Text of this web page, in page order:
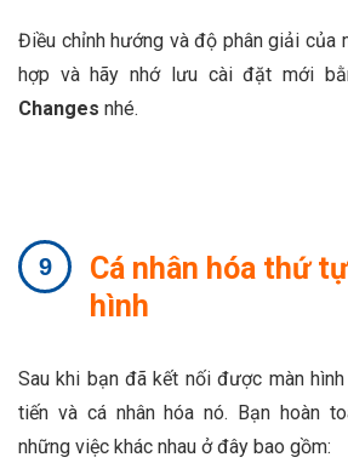
Điều chỉnh hướng và độ phân giải của
hợp và hãy nhớ lưu cài đặt mới
Changes nhé.
Cá nhân hóa thứ
hình
Sau khi bạn đã kết nối được màn
tiến và cá nhân hóa nó. Bạn hoàn
những việc khác nhau ở đây bao gồm: